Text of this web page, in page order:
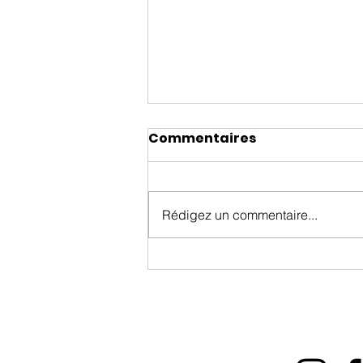
Hard Rock Hotel & Casino
Commentaires
Rédigez un commentaire...